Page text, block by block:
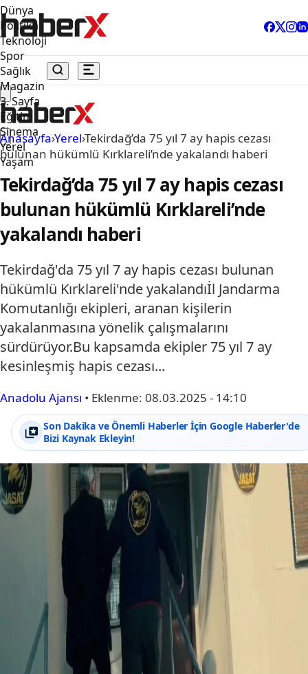
Dünya
Politika
Teknoloji
Spor
Sağlık
Magazin
3. Sayfa
Eğitim
Sinema
Yerel
Yaşam
Anasayfa›Yerel›Tekirdağ’da 75 yıl 7 ay hapis cezası
bulunan hükümlü Kırklareli’nde yakalandı haberi
Tekirdağ’da 75 yıl 7 ay hapis cezası
bulunan hükümlü Kırklareli’nde
yakalandı haberi
Tekirdağ'da 75 yıl 7 ay hapis cezası bulunan
hükümlü Kırklareli'nde yakalandıİl Jandarma
Komutanlığı ekipleri, aranan kişilerin
yakalanmasına yönelik çalışmalarını
sürdürüyor.Bu kapsamda ekipler 75 yıl 7 ay
kesinleşmiş hapis cezası...
Anadolu Ajansı • Eklenme: 08.03.2025 - 14:10
Son Dakika ve Önemli Haberler İçin Google Haberler'de
Bizi Kaynak Ekleyin!